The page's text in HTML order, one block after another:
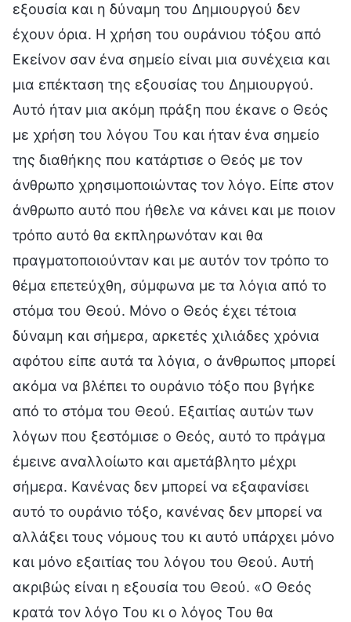
εξουσία και η δύναμη του Δημιουργού δεν
έχουν όρια. Η χρήση του ουράνιου τόξου από
Εκείνον σαν ένα σημείο είναι μια συνέχεια και
μια επέκταση της εξουσίας του Δημιουργού.
Αυτό ήταν μια ακόμη πράξη που έκανε ο Θεός
με χρήση του λόγου Του και ήταν ένα σημείο
της διαθήκης που κατάρτισε ο Θεός με τον
άνθρωπο χρησιμοποιώντας τον λόγο. Είπε στον
άνθρωπο αυτό που ήθελε να κάνει και με ποιον
τρόπο αυτό θα εκπληρωνόταν και θα
πραγματοποιούνταν και με αυτόν τον τρόπο το
θέμα επετεύχθη, σύμφωνα με τα λόγια από το
στόμα του Θεού. Μόνο ο Θεός έχει τέτοια
δύναμη και σήμερα, αρκετές χιλιάδες χρόνια
αφότου είπε αυτά τα λόγια, ο άνθρωπος μπορεί
ακόμα να βλέπει το ουράνιο τόξο που βγήκε
από το στόμα του Θεού. Εξαιτίας αυτών των
λόγων που ξεστόμισε ο Θεός, αυτό το πράγμα
έμεινε αναλλοίωτο και αμετάβλητο μέχρι
σήμερα. Κανένας δεν μπορεί να εξαφανίσει
αυτό το ουράνιο τόξο, κανένας δεν μπορεί να
αλλάξει τους νόμους του κι αυτό υπάρχει μόνο
και μόνο εξαιτίας του λόγου του Θεού. Αυτή
ακριβώς είναι η εξουσία του Θεού. «Ο Θεός
κρατά τον λόγο Του κι ο λόγος Του θα